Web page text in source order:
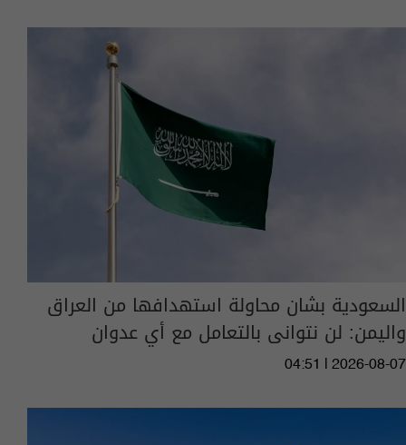
السعودية بشان محاولة استهدافها من العراق
واليمن: لن نتوانى بالتعامل مع أي عدوان
04:51 | 2026-08-07